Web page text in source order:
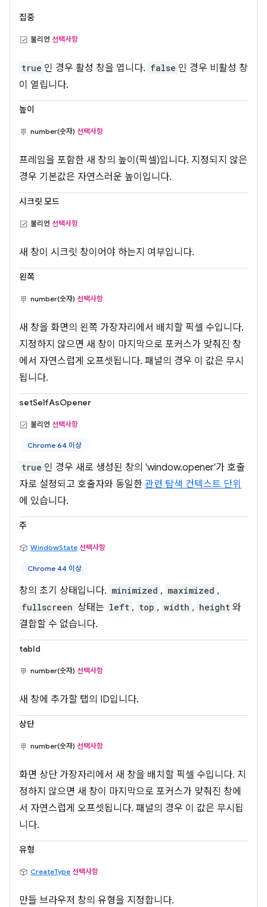
집중
불리언 선택사항
true 인 경우 활성 창을 엽니다. false 인 경우 비활성 창
이 열립니다.
높이
number(숫자) 선택사항
프레임을 포함한 새 창의 높이(픽셀)입니다. 지정되지 않은
경우 기본값은 자연스러운 높이입니다.
시크릿 모드
불리언 선택사항
새 창이 시크릿 창이어야 하는지 여부입니다.
왼쪽
number(숫자) 선택사항
새 창을 화면의 왼쪽 가장자리에서 배치할 픽셀 수입니다.
지정하지 않으면 새 창이 마지막으로 포커스가 맞춰진 창
에서 자연스럽게 오프셋됩니다. 패널의 경우 이 값은 무시
됩니다.
setSelfAsOpener
불리언 선택사항
Chrome 64 이상
true 인 경우 새로 생성된 창의 'window.opener'가 호출
자로 설정되고 호출자와 동일한 관련 탐색 컨텍스트 단위
에 있습니다.
주
WindowState 선택사항
Chrome 44 이상
창의 초기 상태입니다. minimized , maximized ,
fullscreen 상태는 left , top , width , height 와
결합할 수 없습니다.
tabId
number(숫자) 선택사항
새 창에 추가할 탭의 ID입니다.
상단
number(숫자) 선택사항
화면 상단 가장자리에서 새 창을 배치할 픽셀 수입니다. 지
정하지 않으면 새 창이 마지막으로 포커스가 맞춰진 창에
서 자연스럽게 오프셋됩니다. 패널의 경우 이 값은 무시됩
니다.
유형
CreateType 선택사항
만들 브라우저 창의 유형을 지정합니다.